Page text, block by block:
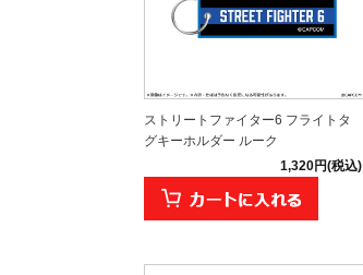
ストリートファイター6 フライトタ
グキーホルダー ルーク
1,320円(税込)